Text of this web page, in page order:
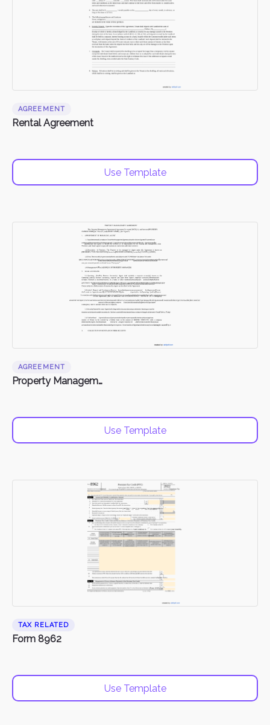
AGREEMENT
Rental Agreement
Use Template
AGREEMENT
Property Management Agreement
Use Template
TAX RELATED
Form 8962
Use Template